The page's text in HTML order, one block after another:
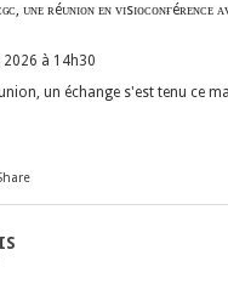
ᴜɴᴇ ʀéᴜɴɪᴏɴ ᴇɴ ᴠɪsɪᴏᴄᴏɴғéʀᴇɴᴄᴇ
à 14h30
un échange s'est tenu ce